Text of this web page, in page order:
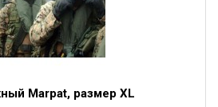
Marpat, размер XL